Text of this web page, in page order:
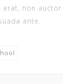
erat, non auctor
ante.